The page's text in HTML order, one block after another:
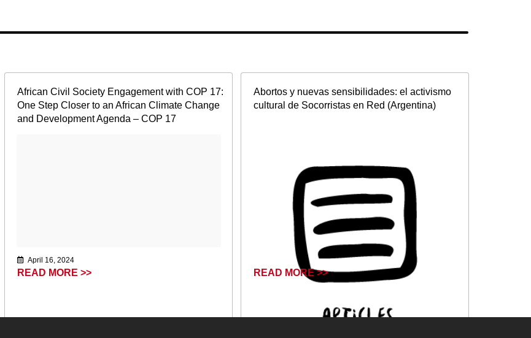
African Civil Society Engagement with COP 17:
One Step Closer to an African Climate Change
and Development Agenda – COP 17
April 16, 2024
READ MORE >>
Abortos y nuevas sensibilidades: el activismo
cultural de Socorristas en Red (Argentina)
READ MORE >>